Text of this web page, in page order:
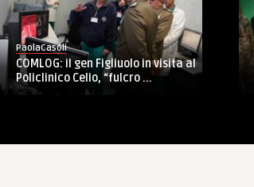
PaolaCasoli
COMLOG: il gen Figliuolo in visita al
Policlinico Celio, “fulcro ...